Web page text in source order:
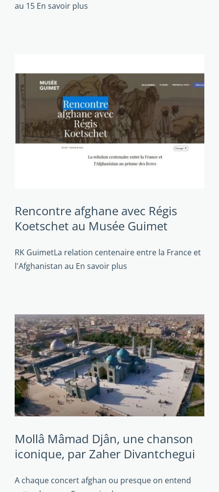
au 15 En savoir plus
Rencontre afghane avec Régis
Koetschet au Musée Guimet
RK GuimetLa relation centenaire entre la France et
l'Afghanistan au En savoir plus
Mollâ Mâmad Djân, une chanson
iconique, par Zaher Divantchegui
A chaque concert afghan ou presque on entend